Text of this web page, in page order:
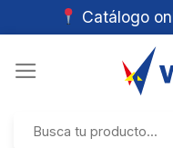
Catálogo
por: